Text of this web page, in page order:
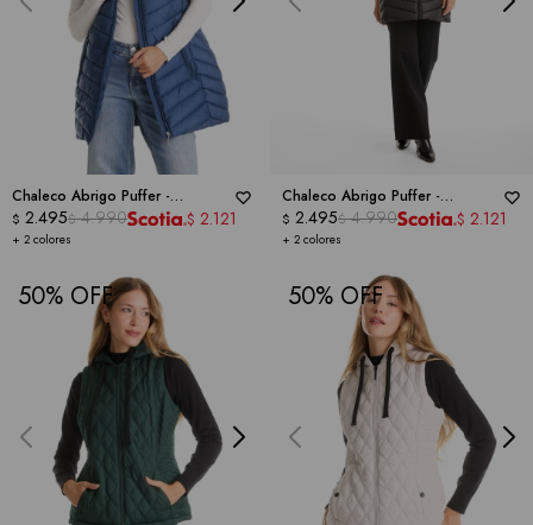
Chaleco Abrigo Puffer -
WEATHERPROOF
+ 2 colores
$ 2.495$ 4.990 $ 2.121
Chaleco Abrigo Puffer -
WEATHERPROOF
+ 2 colores
$ 2.495$ 4.990 $ 2.121
50 50